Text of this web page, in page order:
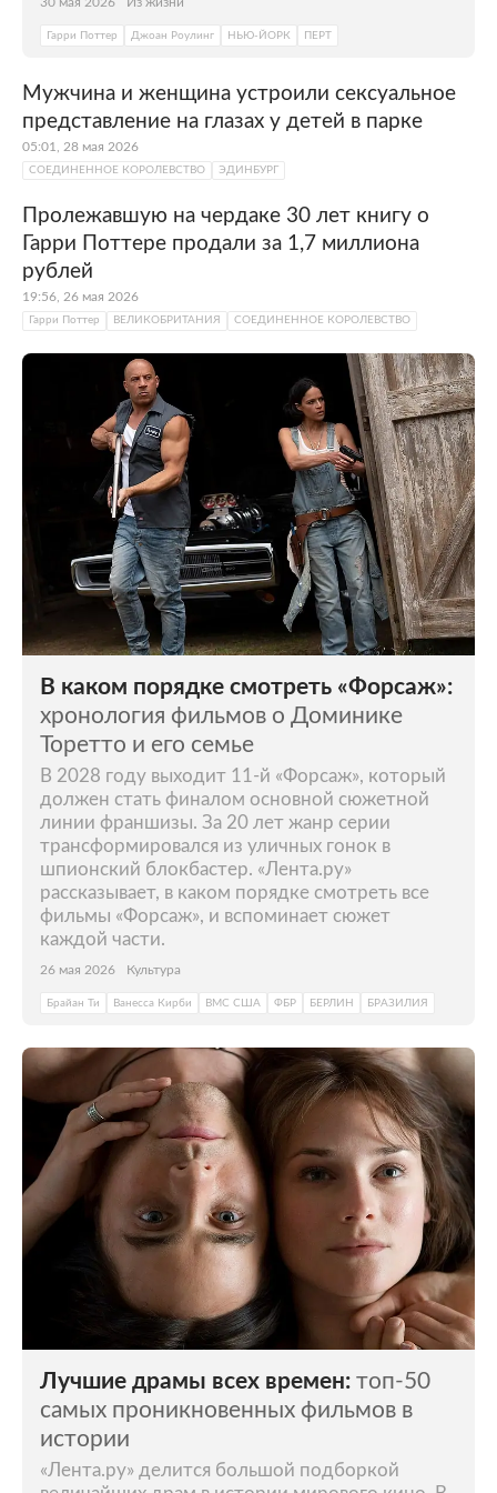
компаний. Важная роль отводится
туристическому сектору и сопутствующим
доминируют сфера услуг, торговля,
гостиничный и ресторанный бизнес,
здравоохранение и информационные
технологии.
Гарри Поттер Джоан Роулинг НЬЮ-ЙОРК ПЕРТ
Мужчина и женщина устроили сексуальное
представление на глазах у детей в парке
05:01, 28 мая 2026
СОЕДИНЕННОЕ КОРОЛЕВСТВО ЭДИНБУРГ
Пролежавшую на чердаке 30 лет книгу о
Гарри Поттере продали за 1,7 миллиона
рублей
19:56, 26 мая 2026
Гарри Поттер ВЕЛИКОБРИТАНИЯ СОЕДИНЕННОЕ КОРОЛЕВСТВО
В каком порядке смотреть «Форсаж»:
хронология фильмов о Доминике
Торетто и его семье
В 2028 году выходит 11-й «Форсаж», который
должен стать финалом основной сюжетной
линии франшизы. За 20 лет жанр серии
трансформировался из уличных гонок в
шпионский блокбастер. «Лента.ру»
рассказывает, в каком порядке смотреть все
фильмы «Форсаж», и вспоминает сюжет
каждой части.
26 мая 2026 Культура
Брайан Ти Ванесса Кирби ВМС США ФБР БЕРЛИН БРАЗИЛИЯ
Лучшие драмы всех времен: топ-50
самых проникновенных фильмов в
истории
«Лента.ру» делится большой подборкой